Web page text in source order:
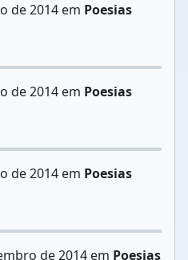
de 2014 em Poesias
de 2014 em Poesias
de 2014 em Poesias
de 2014 em Poesias